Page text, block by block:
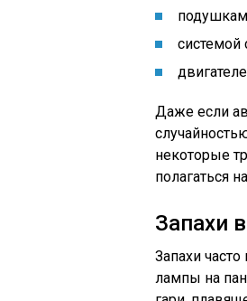
системой
Даже если
некоторые
полагаться
Запахи
Запахи
лампы на